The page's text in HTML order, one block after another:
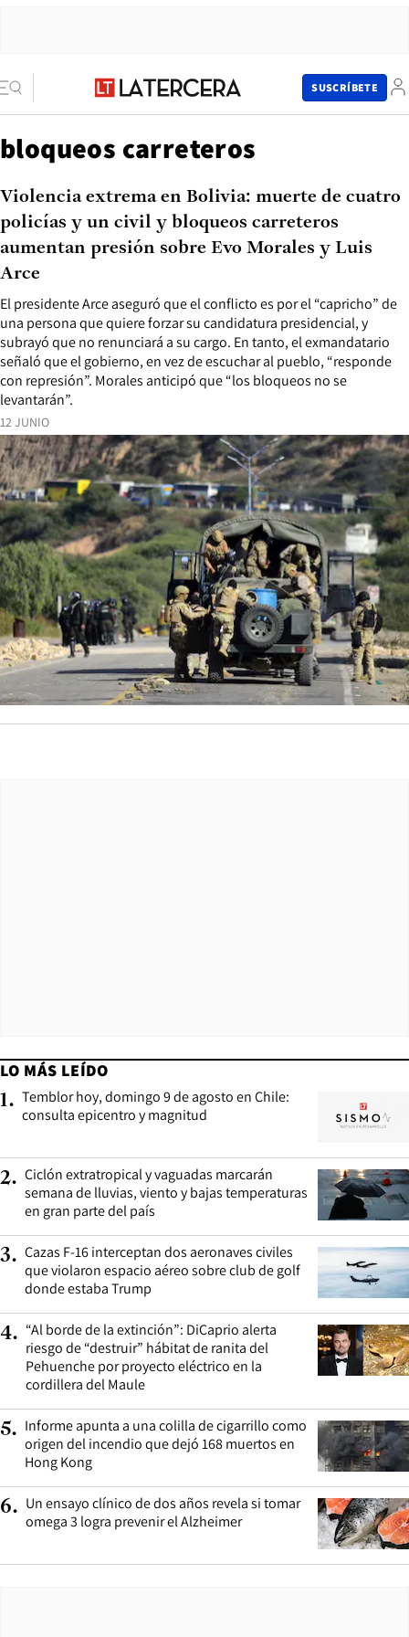
SUSCRÍBETE
bloqueos carreteros
12 JUNIO
El presidente Arce aseguró que el conflicto es por el “capricho” de
una persona que quiere forzar su candidatura presidencial, y
subrayó que no renunciará a su cargo. En tanto, el exmandatario
señaló que el gobierno, en vez de escuchar al pueblo, “responde
con represión”. Morales anticipó que “los bloqueos no se
levantarán”.
Violencia extrema en Bolivia: muerte de cuatro
policías y un civil y bloqueos carreteros
aumentan presión sobre Evo Morales y Luis
Arce
LO MÁS LEÍDO
1. Temblor hoy, domingo 9 de agosto en Chile:
consulta epicentro y magnitud
2. Ciclón extratropical y vaguadas marcarán
semana de lluvias, viento y bajas temperaturas
en gran parte del país
3. Cazas F-16 interceptan dos aeronaves civiles
que violaron espacio aéreo sobre club de golf
donde estaba Trump
4. “Al borde de la extinción”: DiCaprio alerta
riesgo de “destruir” hábitat de ranita del
Pehuenche por proyecto eléctrico en la
cordillera del Maule
5. Informe apunta a una colilla de cigarrillo como
origen del incendio que dejó 168 muertos en
Hong Kong
6. Un ensayo clínico de dos años revela si tomar
omega 3 logra prevenir el Alzheimer